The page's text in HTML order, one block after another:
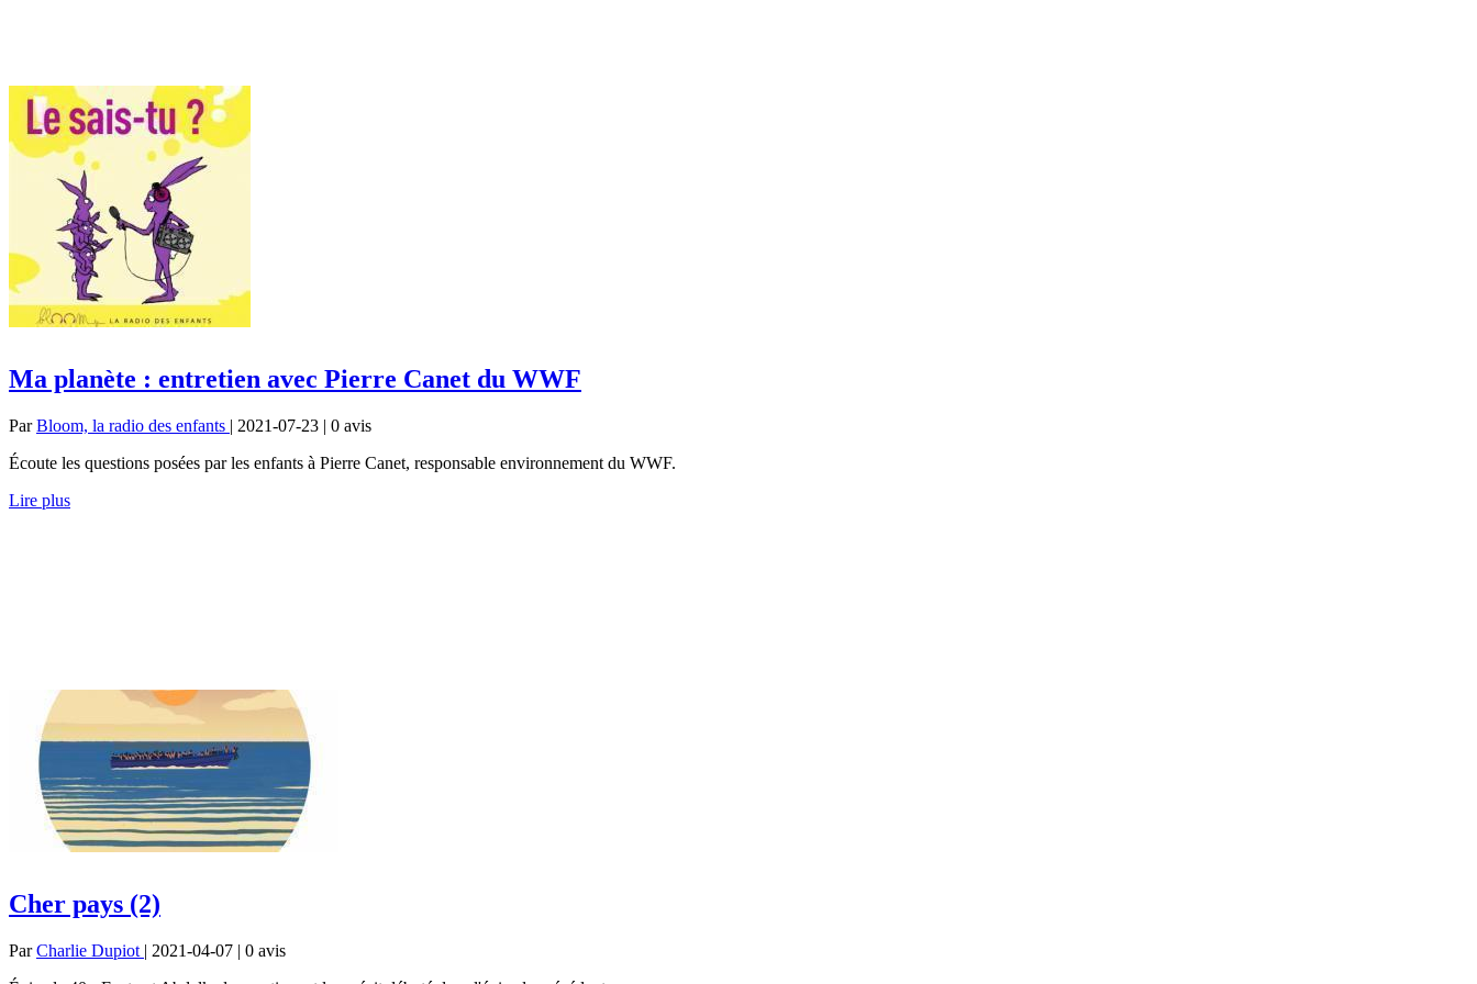
Ma planète : entretien avec Pierre Canet du WWF
ParBloom, la radio des enfants | 2021-07-23 | 0 avis
Écoute les questions posées par les enfants à Pierre Canet, responsable environnement du WWF.
Lire plus
Cher pays (2)
ParCharlie Dupiot | 2021-04-07 | 0 avis